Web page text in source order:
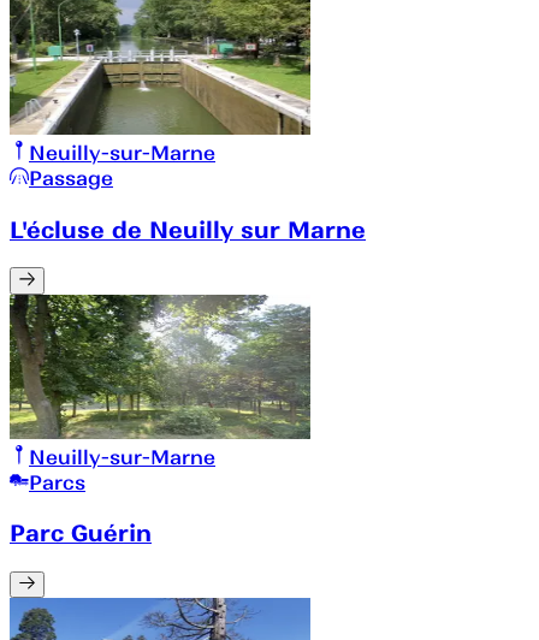
Neuilly-sur-Marne
Passage
L'écluse de Neuilly sur Marne
Neuilly-sur-Marne
Parcs
Parc Guérin